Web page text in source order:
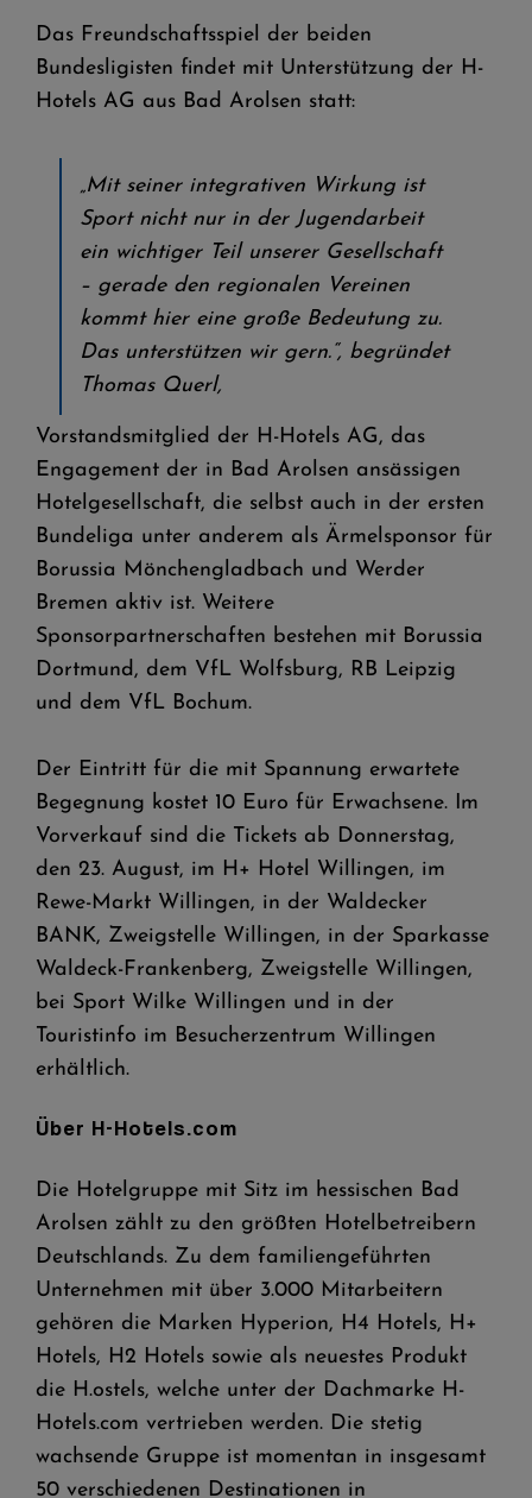
Das Freundschaftsspiel der beiden
Bundesligisten findet mit Unterstützung der H-
Hotels AG aus Bad Arolsen statt:
„Mit seiner integrativen Wirkung ist
Sport nicht nur in der Jugendarbeit
ein wichtiger Teil unserer Gesellschaft
– gerade den regionalen Vereinen
kommt hier eine große Bedeutung zu.
Das unterstützen wir gern.“, begründet
Thomas Querl,
Vorstandsmitglied der H-Hotels AG, das
Engagement der in Bad Arolsen ansässigen
Hotelgesellschaft, die selbst auch in der ersten
Bundeliga unter anderem als Ärmelsponsor für
Borussia Mönchengladbach und Werder
Bremen aktiv ist. Weitere
Sponsorpartnerschaften bestehen mit Borussia
Dortmund, dem VfL Wolfsburg, RB Leipzig
und dem VfL Bochum.
Der Eintritt für die mit Spannung erwartete
Begegnung kostet 10 Euro für Erwachsene. Im
Vorverkauf sind die Tickets ab Donnerstag,
den 23. August, im H+ Hotel Willingen, im
Rewe-Markt Willingen, in der Waldecker
BANK, Zweigstelle Willingen, in der Sparkasse
Waldeck-Frankenberg, Zweigstelle Willingen,
bei Sport Wilke Willingen und in der
Touristinfo im Besucherzentrum Willingen
erhältlich.
Über H-Hotels.com
Die Hotelgruppe mit Sitz im hessischen Bad
Arolsen zählt zu den größten Hotelbetreibern
Deutschlands. Zu dem familiengeführten
Unternehmen mit über 3.000 Mitarbeitern
gehören die Marken Hyperion, H4 Hotels, H+
Hotels, H2 Hotels sowie als neuestes Produkt
die H.ostels, welche unter der Dachmarke H-
Hotels.com vertrieben werden. Die stetig
wachsende Gruppe ist momentan in insgesamt
50 verschiedenen Destinationen in